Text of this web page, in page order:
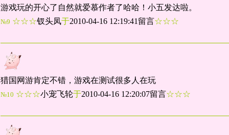
游戏玩的开心了自然就爱慕作者了哈哈！小五发达啦。
№9 ☆☆☆钗头凤于2010-04-16 12:19:41留言☆☆☆
猎国网游肯定不错，游戏在测试很多人在玩
№10 ☆☆☆小宠飞轮于2010-04-16 12:20:07留言☆☆☆